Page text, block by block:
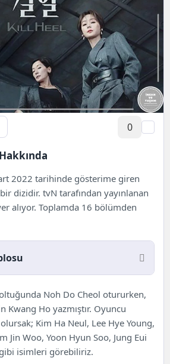
0
2022 tarihinde gösterime giren
bir dizidir. tvN tarafından yayınlanan
alıyor. Toplamda 16 bölümden
Konusu
Oyuncuları ve Karakterler
Noh Do Cheol otururken,
Kwang Ho yazmıştır. Oyuncu
Kim Ha Neul, Lee Hye Young,
Jin Woo, Yoon Hyun Soo, Jung Eui
gibi isimleri görebiliriz.